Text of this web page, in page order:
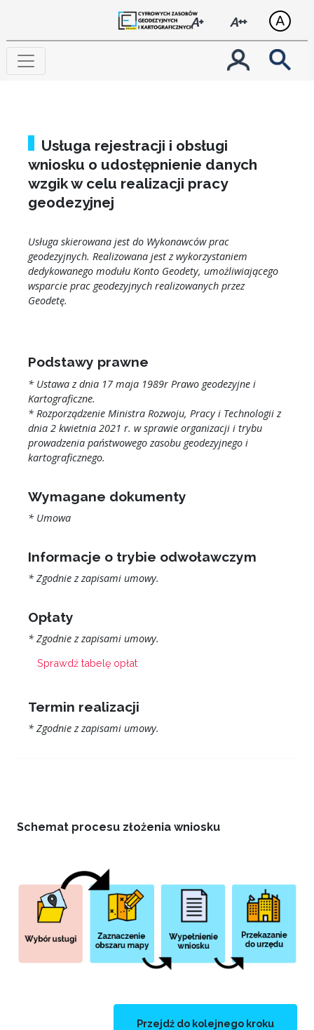
A+Zmień rozmiar
A++Zmień
Moje
Usługa rejestracji i obsługi
wniosku o udostępnienie danych
wzgik w celu realizacji pracy
geodezyjnej
Usługa skierowana jest do Wykonawców prac
geodezyjnych. Realizowana jest z wykorzystaniem
dedykowanego modułu Konto Geodety, umożliwiającego
wsparcie prac geodezyjnych realizowanych przez
Geodetę.
Podstawy prawne
* Ustawa z dnia 17 maja 1989r Prawo geodezyjne i
Kartograficzne.
* Rozporządzenie Ministra Rozwoju, Pracy i Technologii z
dnia 2 kwietnia 2021 r. w sprawie organizacji i trybu
prowadzenia państwowego zasobu geodezyjnego i
kartograficznego.
Wymagane dokumenty
* Umowa
Informacje o trybie odwoławczym
* Zgodnie z zapisami umowy.
Opłaty
* Zgodnie z zapisami umowy.
Sprawdź tabelę opłat
Termin realizacji
* Zgodnie z zapisami umowy.
Schemat procesu złożenia wniosku
Przejdź do kolejnego kroku